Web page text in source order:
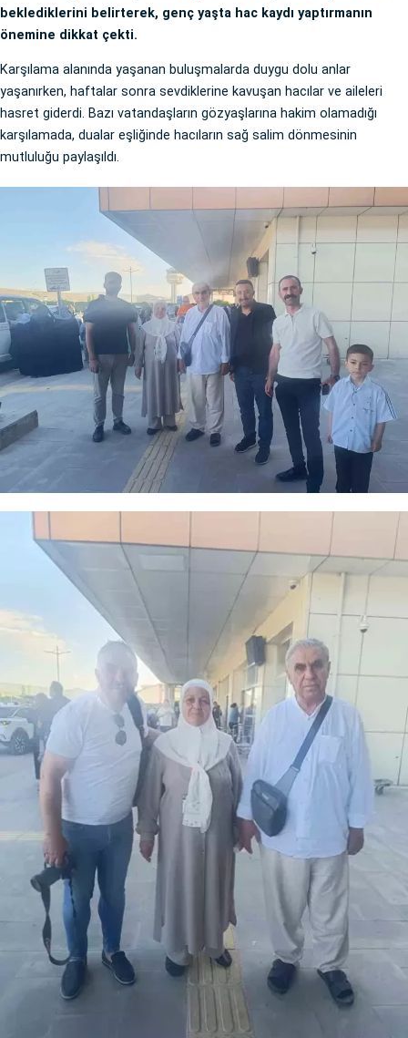
beklediklerini belirterek, genç yaşta hac kaydı yaptırmanın
önemine dikkat çekti.
Karşılama alanında yaşanan buluşmalarda duygu dolu anlar
yaşanırken, haftalar sonra sevdiklerine kavuşan hacılar ve aileleri
hasret giderdi. Bazı vatandaşların gözyaşlarına hakim olamadığı
karşılamada, dualar eşliğinde hacıların sağ salim dönmesinin
mutluluğu paylaşıldı.